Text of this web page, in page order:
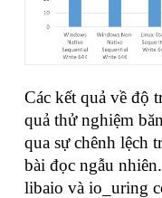
Các kết quả về độ
quả thử nghiệm
qua sự chênh lệch
bài đọc ngẫu
libaio và io_uring